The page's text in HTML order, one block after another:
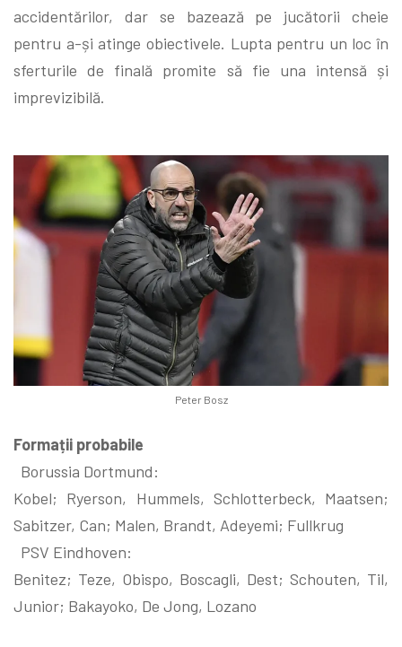
accidentărilor, dar se bazează pe jucătorii cheie
pentru a-și atinge obiectivele. Lupta pentru un loc în
sferturile de finală promite să fie una intensă și
imprevizibilă.
Peter Bosz
Formații probabile
Borussia Dortmund:
Kobel; Ryerson, Hummels, Schlotterbeck, Maatsen;
Sabitzer, Can; Malen, Brandt, Adeyemi; Fullkrug
PSV Eindhoven:
Benitez; Teze, Obispo, Boscagli, Dest; Schouten, Til,
Junior; Bakayoko, De Jong, Lozano